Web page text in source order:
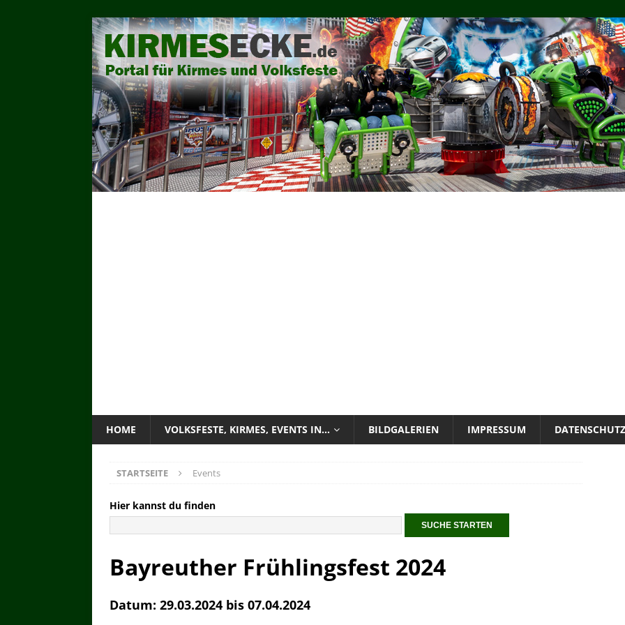
HOME VOLKSFESTE, KIRMES, EVENTS IN… BILDGALERIEN IMPRESSUM DATENSCHUTZ
STARTSEITE Events
Hier kannst du finden
Bayreuther Frühlingsfest 2024
Datum: 29.03.2024 bis 07.04.2024